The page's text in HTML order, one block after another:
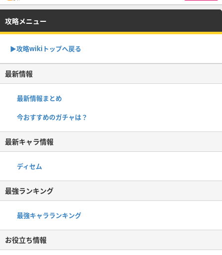
攻略メニュー
▶攻略wikiトップへ戻る
最新情報
最新情報まとめ
今おすすめのガチャは？
最新キャラ情報
ディセム
最強ランキング
最強キャラランキング
お役立ち情報